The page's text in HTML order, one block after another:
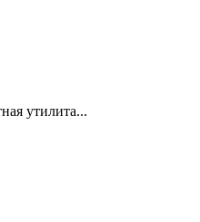
утилита...